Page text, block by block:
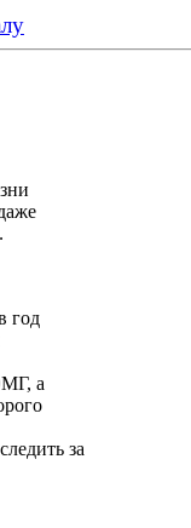
год
а
за